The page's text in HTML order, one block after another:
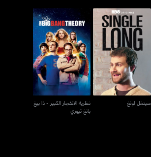
سينغل لونغ
سينغل لونغ
نظرية الانفجار الكبير - ذا
بيغ بانغ ثيوري
نظرية الانفجار الكبير - ذا بيغ
بانغ ثيوري